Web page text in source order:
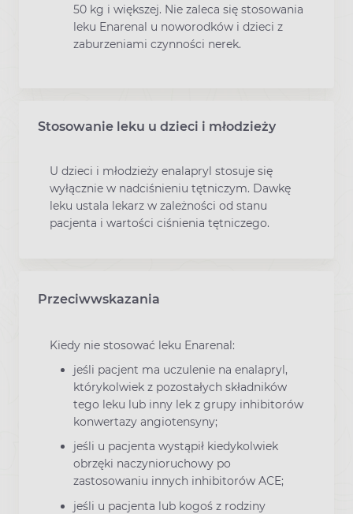
50 kg i większej. Nie zaleca się stosowania
leku Enarenal u noworodków i dzieci z
zaburzeniami czynności nerek.
Stosowanie leku u dzieci i młodzieży
U dzieci i młodzieży enalapryl stosuje się
wyłącznie w nadciśnieniu tętniczym. Dawkę
leku ustala lekarz w zależności od stanu
pacjenta i wartości ciśnienia tętniczego.
Przeciwwskazania
Kiedy nie stosować leku Enarenal:
jeśli pacjent ma uczulenie na enalapryl,
którykolwiek z pozostałych składników
tego leku lub inny lek z grupy inhibitorów
konwertazy angiotensyny;
jeśli u pacjenta wystąpił kiedykolwiek
obrzęki naczynioruchowy po
zastosowaniu innych inhibitorów ACE;
jeśli u pacjenta lub kogoś z rodziny